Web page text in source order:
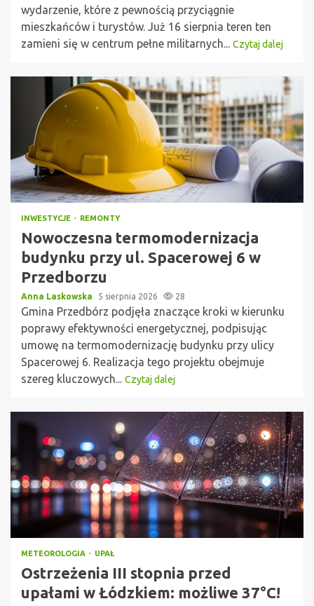
wydarzenie, które z pewnością przyciągnie
mieszkańców i turystów. Już 16 sierpnia teren ten
zamieni się w centrum pełne militarnych... Czytaj dalej
INWESTYCJE REMONTY
Nowoczesna termomodernizacja
budynku przy ul. Spacerowej 6 w
Przedborzu
Anna Laskowska 5 sierpnia 2026 28
Gmina Przedbórz podjęła znaczące kroki w kierunku
poprawy efektywności energetycznej, podpisując
umowę na termomodernizację budynku przy ulicy
Spacerowej 6. Realizacja tego projektu obejmuje
szereg kluczowych... Czytaj dalej
METEOROLOGIA UPAŁ
Ostrzeżenia III stopnia przed
upałami w Łódzkiem: możliwe 37°C!